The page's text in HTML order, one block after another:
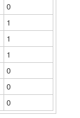
0
1
1
1
0
0
0